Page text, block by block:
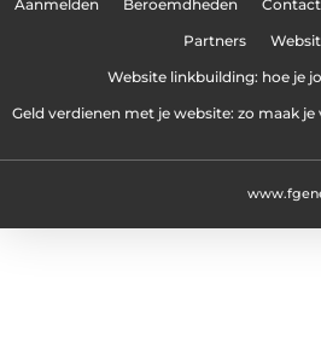
Aanmelden Beroemdheden Contact
Partners
Website linkbuilding: hoe je
Geld verdienen met je website: zo maak